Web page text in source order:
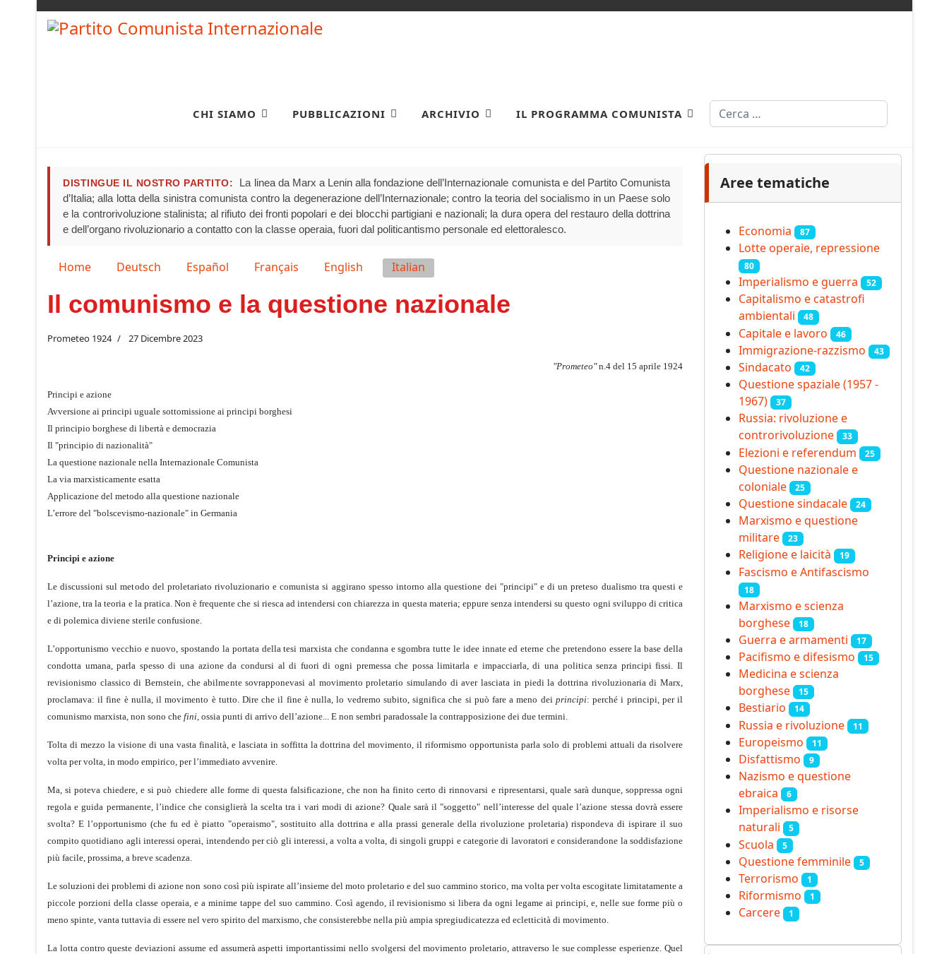
CHI SIAMO PUBBLICAZIONI ARCHIVIO IL PROGRAMMA COMUNISTA
Cerca
DISTINGUE IL NOSTRO PARTITO:
La linea da Marx a Lenin alla fondazione dell’Internazionale comunista e del Partito Comunista
d’Italia; alla lotta della sinistra comunista contro la degenerazione dell’Internazionale; contro la teoria del socialismo in un Paese solo
e la controrivoluzione stalinista; al rifiuto dei fronti popolari e dei blocchi partigiani e nazionali; la dura opera del restauro della dottrina
e dell’organo rivoluzionario a contatto con la classe operaia, fuori dal politicantismo personale ed elettoralesco.
Seleziona la tua lingua
Home Deutsch Español Français English Italian
Il comunismo e la questione nazionale
Prometeo 1924 27 Dicembre 2023
"Prometeo"n.4 del 15 aprile 1924
Principi e azione
Avversione ai principi uguale sottomissione ai principi borghesi
Il principio borghese di libertà e democrazia
Il "principio di nazionalità"
La questione nazionale nella Internazionale Comunista
La via marxisticamente esatta
Applicazione del metodo alla questione nazionale
L’errore del "bolscevismo-nazionale" in Germania
Principi e azione
Le discussioni sul metodo del proletariato rivoluzionario e comunista si aggirano spesso intorno alla questione dei "principi" e di un preteso dualismo tra questi e
l’azione, tra la teoria e la pratica. Non è frequente che si riesca ad intendersi con chiarezza in questa materia; eppure senza intendersi su questo ogni sviluppo di critica
e di polemica diviene sterile confusione.
L’opportunismo vecchio e nuovo, spostando la portata della tesi marxista che condanna e sgombra tutte le idee innate ed eterne che pretendono essere la base della
condotta umana, parla spesso di una azione da condursi al di fuori di ogni premessa che possa limitarla e impacciarla, di una politica senza principi fissi. Il
revisionismo classico di Bernstein, che abilmente sovrapponevasi al movimento proletario simulando di aver lasciata in piedi la dottrina rivoluzionaria di Marx,
proclamava: il fine è nulla, il movimento è tutto. Dire che il fine è nulla, lo vedremo subito, significa che si può fare a meno dei principi: perché i principi, per il
comunismo marxista, non sono che fini , ossia punti di arrivo dell’azione... E non sembri paradossale la contrapposizione dei due termini.
Tolta di mezzo la visione di una vasta finalità, e lasciata in soffitta la dottrina del movimento, il riformismo opportunista parla solo di problemi attuali da risolvere
volta per volta, in modo empirico, per l’immediato avvenire.
Ma, si poteva chiedere, e si può chiedere alle forme di questa falsificazione, che non ha finito certo di rinnovarsi e ripresentarsi, quale sarà dunque, soppressa ogni
regola e guida permanente, l’indice che consiglierà la scelta tra i vari modi di azione? Quale sarà il "soggetto" nell’interesse del quale l’azione stessa dovrà essere
svolta? E l’opportunismo (che fu ed è piatto "operaismo", sostituito alla dottrina e alla prassi generale della rivoluzione proletaria) rispondeva di ispirare il suo
compito quotidiano agli interessi operai, intendendo per ciò gli interessi, a volta a volta, di singoli gruppi e categorie di lavoratori e considerandone la soddisfazione
più facile, prossima, a breve scadenza.
Le soluzioni dei problemi di azione non sono così più ispirate all’insieme del moto proletario e del suo cammino storico, ma volta per volta escogitate limitatamente a
piccole porzioni della classe operaia, e a minime tappe del suo cammino. Così agendo, il revisionismo si libera da ogni legame ai principi, e, nelle sue forme più o
meno spinte, vanta tuttavia di essere nel vero spirito del marxismo, che consisterebbe nella più ampia spregiudicatezza ed ecletticità di movimento.
La lotta contro queste deviazioni assume ed assumerà aspetti importantissimi nello svolgersi del movimento proletario, attraverso le sue complesse esperienze. Quel
Aree tematiche
Economia 87
Lotte operaie, repressione
80
Imperialismo e guerra 52
Capitalismo e catastrofi
ambientali
48
Capitale e lavoro 46
Immigrazione-razzismo 43
Sindacato 42
Questione spaziale (1957 -
1967)
37
Russia: rivoluzione e
controrivoluzione
33
Elezioni e referendum 25
Questione nazionale e
coloniale
25
Questione sindacale 24
Marxismo e questione
militare
23
Religione e laicità 19
Fascismo e Antifascismo
18
Marxismo e scienza
borghese
18
Guerra e armamenti 17
Pacifismo e difesismo 15
Medicina e scienza
borghese
15
Bestiario 14
Russia e rivoluzione 11
Europeismo 11
Disfattismo 9
Nazismo e questione
ebraica
6
Imperialismo e risorse
naturali
5
Scuola 5
Questione femminile 5
Terrorismo 1
Riformismo 1
Carcere 1